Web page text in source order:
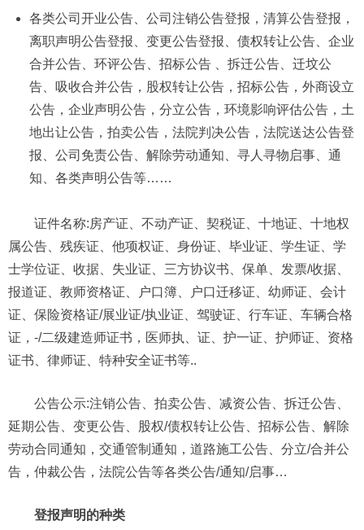
各类公司开业公告、公司注销公告登报，清算公告登报，
离职声明公告登报、变更公告登报、债权转让公告、企业
合并公告、环评公告、招标公告 、拆迁公告、迁坟公
告、吸收合并公告，股权转让公告，招标公告，外商设立
公告，企业声明公告，分立公告，环境影响评估公告，土
地出让公告，拍卖公告，法院判决公告，法院送达公告登
报、公司免责公告、解除劳动通知、寻人寻物启事、通
知、各类声明公告等……
证件名称:房产证、不动产证、契税证、十地证、十地权
属公告、残疾证、他项权证、身份证、毕业证、学生证、学
士学位证、收据、失业证、三方协议书、保单、发票/收据、
报道证、教师资格证、户口簿、户口迁移证、幼师证、会计
证、保险资格证/展业证/执业证、驾驶证、行车证、车辆合格
证，-/二级建造师证书，医师执、证、护一证、护师证、资格
证书、律师证、特种安全证书等..
公告公示:注销公告、拍卖公告、减资公告、拆迁公告、
延期公告、变更公告、股权/债权转让公告、招标公告、解除
劳动合同通知，交通管制通知，道路施工公告、分立/合并公
告，仲裁公告，法院公告等各类公告/通知/启事…
登报声明的种类